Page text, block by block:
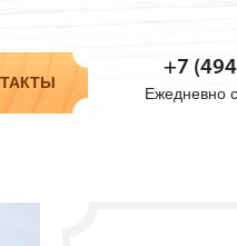
+7
Ежедневно